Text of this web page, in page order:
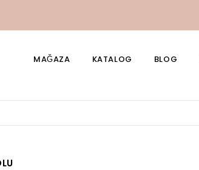
MAĞAZA KATALOG BLOG